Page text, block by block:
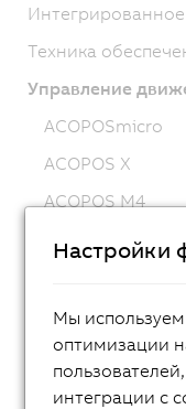
Техника
Управление
ACOPOSmicro
ACOPOS X
ACOPOS M4
ACOPOSmulti
ACOPOSremote
Настройки
Мы
оптимизации
интеграции с